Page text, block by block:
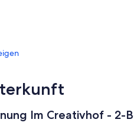
Im Creativhof - 2-